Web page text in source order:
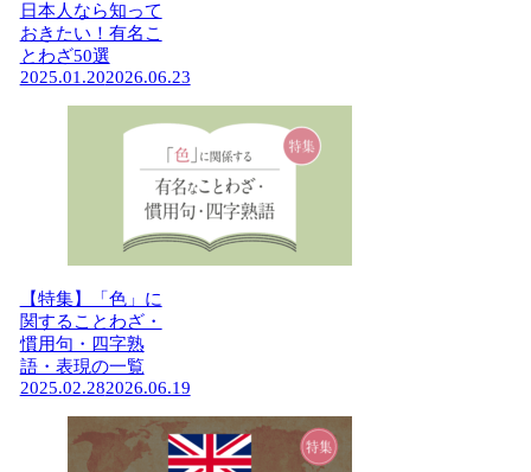
日本人なら知って
おきたい！有名こ
とわざ50選
2025.01.202026.06.23
【特集】「色」に
関することわざ・
慣用句・四字熟
語・表現の一覧
2025.02.282026.06.19